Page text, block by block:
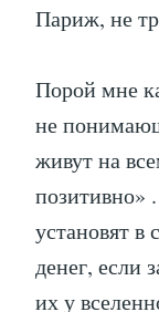
Париж, не
Порой мне
не
живут на
позитивно»
установят в
денег, если
их у